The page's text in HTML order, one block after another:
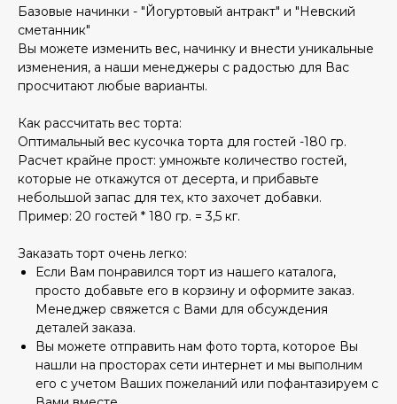
Базовые начинки - "Йогуртовый антракт" и "Невский
сметанник"
Вы можете изменить вес, начинку и внести уникальные
изменения, а наши менеджеры с радостью для Вас
просчитают любые варианты.
Как рассчитать вес торта:
Оптимальный вес кусочка торта для гостей -180 гр.
Расчет крайне прост: умножьте количество гостей,
которые не откажутся от десерта, и прибавьте
небольшой запас для тех, кто захочет добавки.
Пример: 20 гостей * 180 гр. = 3,5 кг.
Заказать торт очень легко:
Если Вам понравился торт из нашего каталога,
просто добавьте его в корзину и оформите заказ.
Менеджер свяжется с Вами для обсуждения
деталей заказа.
Вы можете отправить нам фото торта, которое Вы
нашли на просторах сети интернет и мы выполним
его с учетом Ваших пожеланий или пофантазируем с